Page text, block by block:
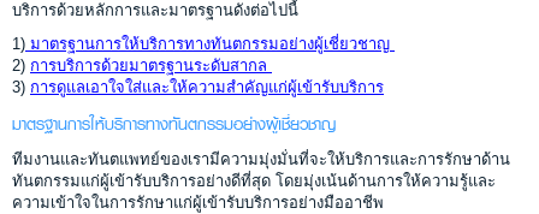
บริการด้วยหลักการและมาตรฐานดังต่อไปนี้
1) มาตรฐานการให้บริการทางทันตกรรมอย่างผู้เชี่ยวชาญ
2) การบริการด้วยมาตรฐานระดับสากล
3) การดูแลเอาใจใส่และให้ความสำคัญแก่ผู้เข้ารับบริการ
มาตรฐานการให้บริการทางทันตกรรมอย่างผู้เชี่ยวชาญ
ทีมงานและทันตแพทย์ของเรามีความมุ่งมั่นที่จะให้บริการและการรักษาด้าน
ทันตกรรมแก่ผู้เข้ารับบริการอย่างดีที่สุด โดยมุ่งเน้นด้านการให้ความรู้และ
ความเข้าใจในการรักษาแก่ผู้เข้ารับบริการอย่างมืออาชีพ